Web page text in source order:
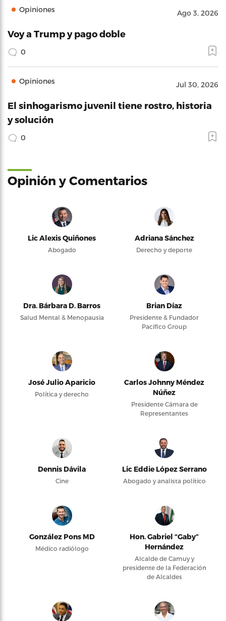
Opiniones Ago 3, 2026
Voy a Trump y pago doble
0
Opiniones Jul 30, 2026
El sinhogarismo juvenil tiene rostro, historia
y solución
0
Opinión y Comentarios
Lic Alexis Quiñones
Abogado
Adriana Sánchez
Derecho y deporte
Dra. Bárbara D. Barros
Salud Mental & Menopausia
Brian Díaz
Presidente & Fundador
Pacifico Group
José Julio Aparicio
Política y derecho
Carlos Johnny Méndez
Núñez
Presidente Cámara de
Representantes
Dennis Dávila
Cine
Lic Eddie López Serrano
Abogado y analista político
González Pons MD
Médico radiólogo
Hon. Gabriel “Gaby”
Hernández
Alcalde de Camuy y
presidente de la Federación
de Alcaldes